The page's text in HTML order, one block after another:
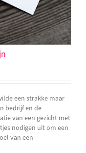
een strakke maar
bedrijf en de
van een gezicht met
nodigen uit om een
van een